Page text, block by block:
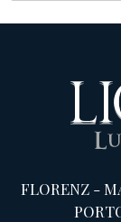
FLORENZ -